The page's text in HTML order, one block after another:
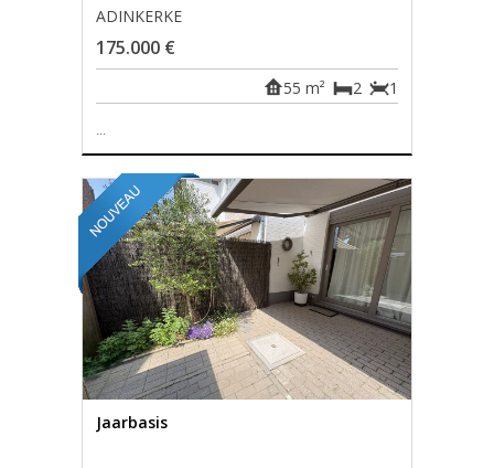
ADINKERKE
175.000 €
1
2
55 m²
...
Jaarbasis